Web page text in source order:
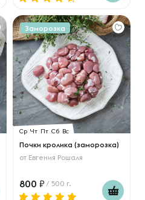
Заморозка
Ср Чт Пт Сб Вс
Почки кролика (заморозка)
от Евгения Рошаля
800 / 500 г.